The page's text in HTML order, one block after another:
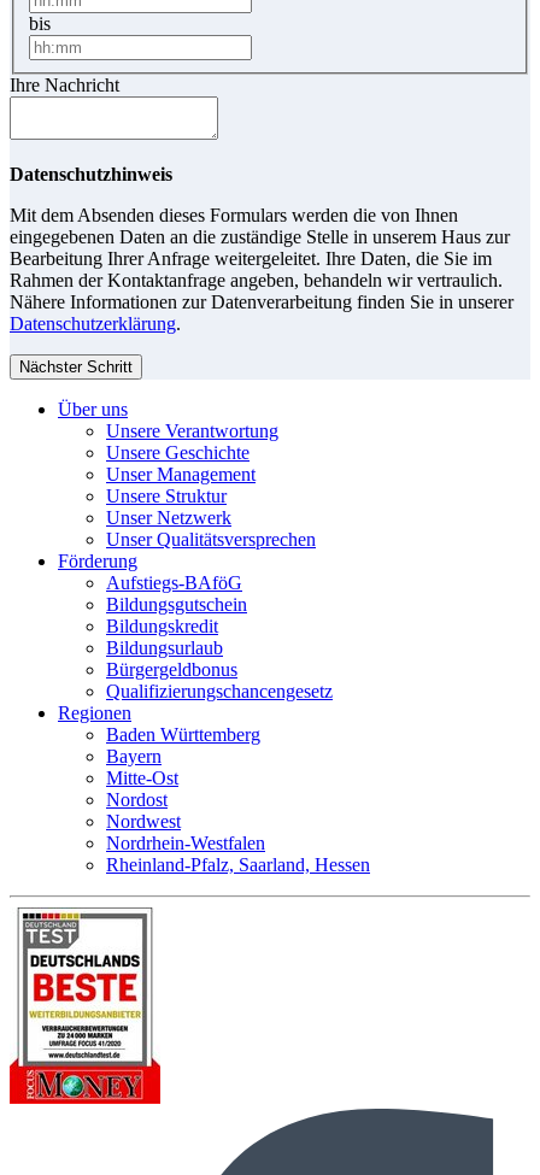
bis
Ihre Nachricht
Datenschutzhinweis
Mit dem Absenden dieses Formulars werden die von Ihnen
eingegebenen Daten an die zuständige Stelle in unserem Haus zur
Bearbeitung Ihrer Anfrage weitergeleitet. Ihre Daten, die Sie im
Rahmen der Kontaktanfrage angeben, behandeln wir vertraulich.
Nähere Informationen zur Datenverarbeitung finden Sie in unserer
Datenschutzerklärung.
Nächster Schritt
Über uns
Unsere Verantwortung
Unsere Geschichte
Unser Management
Unsere Struktur
Unser Netzwerk
Unser Qualitätsversprechen
Förderung
Aufstiegs-BAföG
Bildungsgutschein
Bildungskredit
Bildungsurlaub
Bürgergeldbonus
Qualifizierungschancengesetz
Regionen
Baden Württemberg
Bayern
Mitte-Ost
Nordost
Nordwest
Nordrhein-Westfalen
Rheinland-Pfalz, Saarland, Hessen